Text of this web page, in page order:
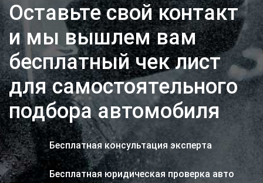
Оставьте свой контакт
и мы вышлем вам
бесплатный чек лист
для самостоятельного
подбора автомобиля
Бесплатная консультация эксперта
Бесплатная юридическая проверка авто